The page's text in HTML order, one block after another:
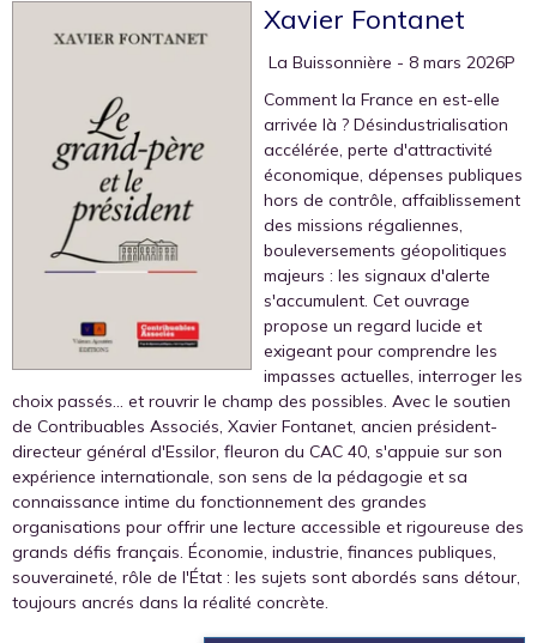
Xavier Fontanet
‎ La Buissonnière - 8 mars 2026P
Comment la France en est-elle
arrivée là ? Désindustrialisation
accélérée, perte d'attractivité
économique, dépenses publiques
hors de contrôle, affaiblissement
des missions régaliennes,
bouleversements géopolitiques
majeurs : les signaux d'alerte
s'accumulent. Cet ouvrage
propose un regard lucide et
exigeant pour comprendre les
impasses actuelles, interroger les
choix passés... et rouvrir le champ des possibles. Avec le soutien
de Contribuables Associés, Xavier Fontanet, ancien président-
directeur général d'Essilor, fleuron du CAC 40, s'appuie sur son
expérience internationale, son sens de la pédagogie et sa
connaissance intime du fonctionnement des grandes
organisations pour offrir une lecture accessible et rigoureuse des
grands défis français. Économie, industrie, finances publiques,
souveraineté, rôle de l'État : les sujets sont abordés sans détour,
toujours ancrés dans la réalité concrète.